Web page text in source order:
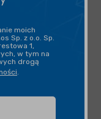
moich
Sp. z o.o. Sp.
1,
w tym na
drogą
.